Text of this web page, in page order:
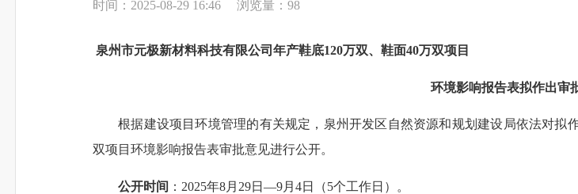
时间：2025-08-29 16:46 浏览量： 98
泉州市元极新材料科技有限公司年产鞋底120万双、鞋面40万双项目
环境影响报告表拟作出审
根据建设项目环境管理的有关规定 ， 泉州开发区自然资源和规划建设局依法对拟
双项目环境影响报告表审批意见进行公开。
公开时间 ： 2025年8月29日—9月4日（5个工作日）。